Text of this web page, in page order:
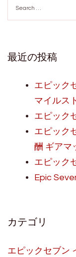
for:
最近の投稿
エピック
マイルス
エピック
エピック
酬 ギアマ
エピック
Epic
カテゴリ
エピックセブン